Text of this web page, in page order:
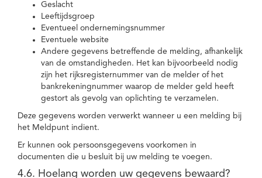
Geslacht
Leeftijdsgroep
Eventueel ondernemingsnummer
Eventuele website
Andere gegevens betreffende de melding, afhankelijk
van de omstandigheden. Het kan bijvoorbeeld nodig
zijn het rijksregisternummer van de melder of het
bankrekeningnummer waarop de melder geld heeft
gestort als gevolg van oplichting te verzamelen.
Deze gegevens worden verwerkt wanneer u een melding bij
het Meldpunt indient.
Er kunnen ook persoonsgegevens voorkomen in
documenten die u besluit bij uw melding te voegen.
4.6. Hoelang worden uw gegevens bewaard?